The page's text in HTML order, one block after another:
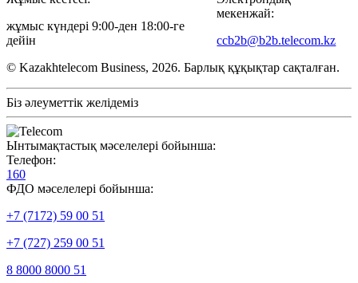
жұмыс күндері 9:00-ден 18:00-ге
дейін
мекенжай:
ccb2b@b2b.telecom.kz
© Kazakhtelecom Business, 2026. Барлық құқықтар сақталған.
Біз әлеуметтік желідеміз
Ынтымақтастық мәселелері бойынша:
Телефон:
160
ФДО мәселелері бойынша:
+7 (7172) 59 00 51
+7 (727) 259 00 51
8 8000 8000 51